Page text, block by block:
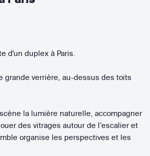
d'un duplex à Paris.
grande verrière, au-dessus des toits
la lumière naturelle, accompagner
des vitrages autour de l’escalier et
organise les perspectives et les